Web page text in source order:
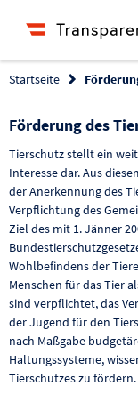
Startseite
Förderung des
Tierschutz stellt ein
Interesse dar. Aus
der Anerkennung des
Verpflichtung des
Ziel des mit 1. Jänner
Wohlbefindens der
Menschen für das Tier
sind verpflichtet, das
der Jugend für den
nach Maßgabe
Haltungssysteme,
Tierschutzes zu fördern.